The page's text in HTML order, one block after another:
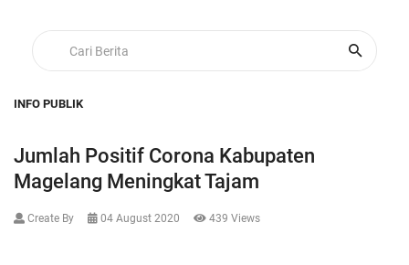
INFO PUBLIK
Jumlah Positif Corona Kabupaten
Magelang Meningkat Tajam
Create By 04 August 2020 439 Views